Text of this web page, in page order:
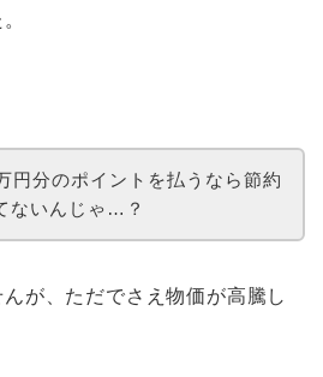
円分のポイントを払うなら節約
ないんじゃ…？
が、ただでさえ物価が高騰し